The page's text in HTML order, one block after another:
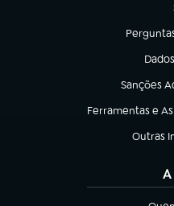
(abre em
(abre
Sanções
(abre em
Ferramentas e
(abre em nova
Outras
(abre
A